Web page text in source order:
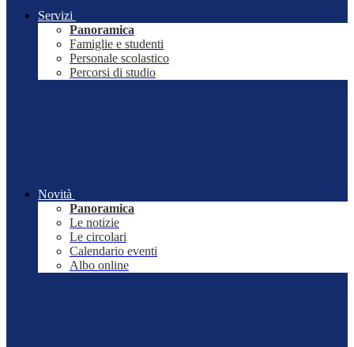
Servizi
Panoramica
Famiglie e studenti
Personale scolastico
Percorsi di studio
Novità
Panoramica
Le notizie
Le circolari
Calendario eventi
Albo online